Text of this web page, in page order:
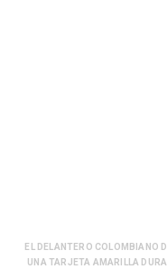
EL DELANTERO COLOMBIANO
UNA TARJETA AMARILLA